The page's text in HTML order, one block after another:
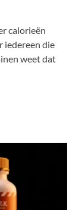
calorieën
iedereen die
weet dat